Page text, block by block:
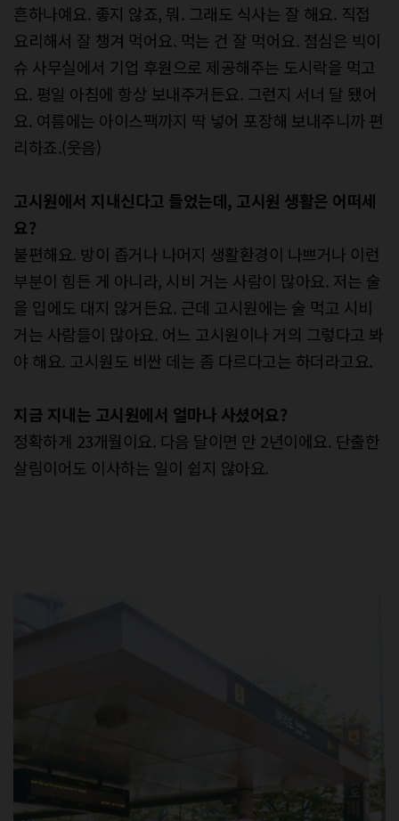
흔하나예요. 좋지 않죠, 뭐. 그래도 식사는 잘 해요. 직접
요리해서 잘 챙겨 먹어요. 먹는 건 잘 먹어요. 점심은 빅이
슈 사무실에서 기업 후원으로 제공해주는 도시락을 먹고
요. 평일 아침에 항상 보내주거든요. 그런지 서너 달 됐어
요. 여름에는 아이스팩까지 딱 넣어 포장해 보내주니까 편
리하죠.(웃음)
고시원에서 지내신다고 들었는데, 고시원 생활은 어떠세
요?
불편해요. 방이 좁거나 나머지 생활환경이 나쁘거나 이런
부분이 힘든 게 아니라, 시비 거는 사람이 많아요. 저는 술
을 입에도 대지 않거든요. 근데 고시원에는 술 먹고 시비
거는 사람들이 많아요. 어느 고시원이나 거의 그렇다고 봐
야 해요. 고시원도 비싼 데는 좀 다르다고는 하더라고요.
지금 지내는 고시원에서 얼마나 사셨어요?
정확하게 23개월이요. 다음 달이면 만 2년이에요. 단출한
살림이어도 이사하는 일이 쉽지 않아요.